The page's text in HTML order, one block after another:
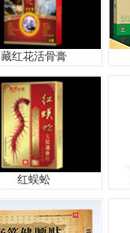
藏红花活骨膏
红蜈蚣